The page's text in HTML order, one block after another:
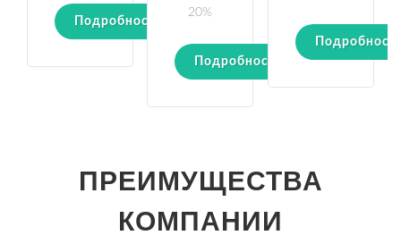
Подробности
20%
Подробности
ПРЕИМУЩЕСТВА
КОМПАНИИ